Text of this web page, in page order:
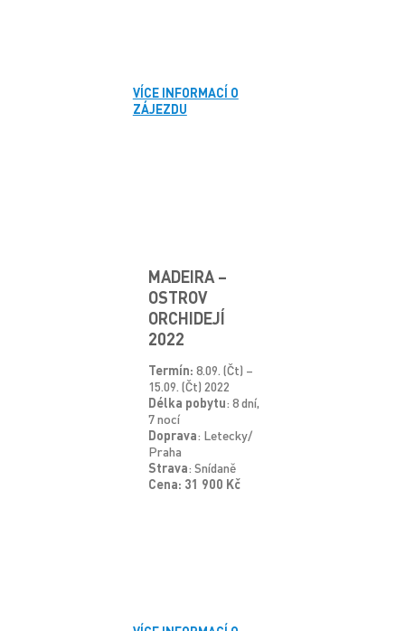
VÍCE INFORMACÍ O
ZÁJEZDU
MADEIRA –
OSTROV
ORCHIDEJÍ
2022
Termín: 8.09. (Čt) –
15.09. (Čt) 2022
Délka pobytu: 8 dní,
7 nocí
Doprava: Letecky/
Praha
Strava: Snídaně
Cena: 31 900 Kč